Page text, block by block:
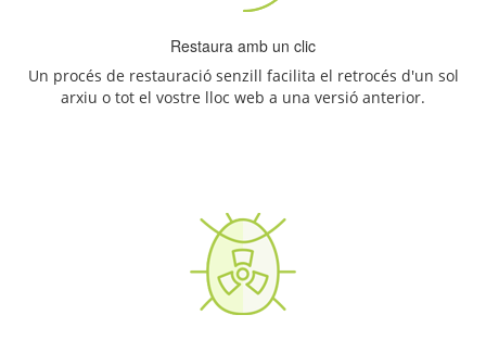
Restaura amb un clic
Un procés de restauració senzill facilita el retrocés d'un sol
arxiu o tot el vostre lloc web a una versió anterior.